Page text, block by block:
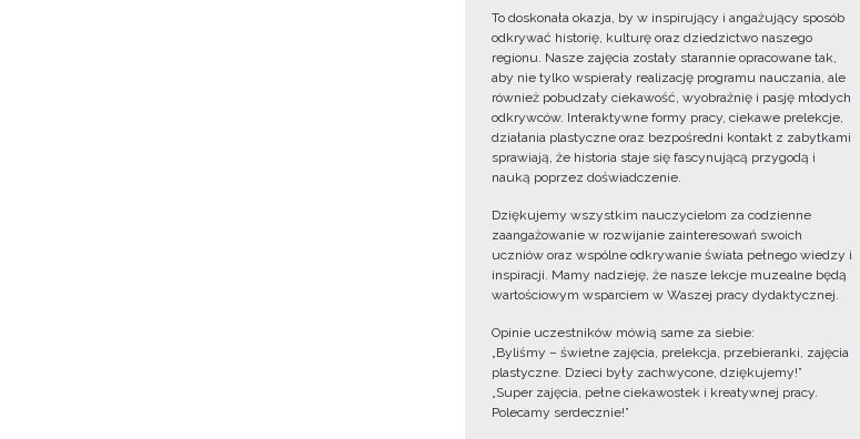
To doskonała okazja, by w inspirujący i angażujący sposób
odkrywać historię, kulturę oraz dziedzictwo naszego
regionu. Nasze zajęcia zostały starannie opracowane tak,
aby nie tylko wspierały realizację programu nauczania, ale
również pobudzały ciekawość, wyobraźnię i pasję młodych
odkrywców. Interaktywne formy pracy, ciekawe prelekcje,
działania plastyczne oraz bezpośredni kontakt z zabytkami
sprawiają, że historia staje się fascynującą przygodą i
nauką poprzez doświadczenie.
Dziękujemy wszystkim nauczycielom za codzienne
zaangażowanie w rozwijanie zainteresowań swoich
uczniów oraz wspólne odkrywanie świata pełnego wiedzy i
inspiracji. Mamy nadzieję, że nasze lekcje muzealne będą
wartościowym wsparciem w Waszej pracy dydaktycznej.
Opinie uczestników mówią same za siebie:
„Byliśmy – świetne zajęcia, prelekcja, przebieranki, zajęcia
plastyczne. Dzieci były zachwycone, dziękujemy!”
„Super zajęcia, pełne ciekawostek i kreatywnej pracy.
Polecamy serdecznie!”